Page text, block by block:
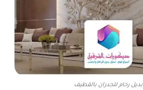
بديل رخام للجدران بالقطيف